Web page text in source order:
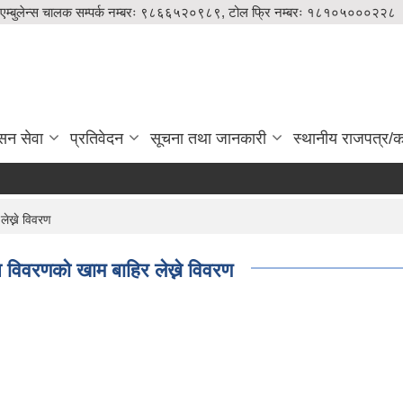
एम्बुलेन्स चालक सम्पर्क नम्बरः ९८६६५२०९८९, टोल फ्रि नम्बरः १८१०५०००२२८
सेवा प्रतिवेदन सूचना तथा जानकारी स्थानीय राजपत्र/
विवरण
खाम बाहिर लेख्ने विवरण